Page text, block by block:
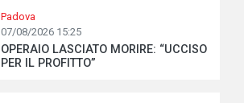
Padova
07/08/2026 15:25
OPERAIO LASCIATO MORIRE: “UCCISO
PER IL PROFITTO”